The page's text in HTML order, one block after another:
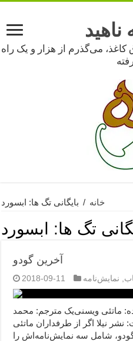
ناهید
کاغذ، می‌گذرم از هزار و یک راه
خانه / بایگانی تگ ها: ابسورد
تگ ها: ابسورد
آخرین گودو
2018-09-11 نمایش‌نامه
گودو (۱) نویسنده: ماتئی ویسنی‌یک مترجم: محمد
نیلا اگر از طرفداران ماتئی
شامل سه نمایش‌نامه‌اش را